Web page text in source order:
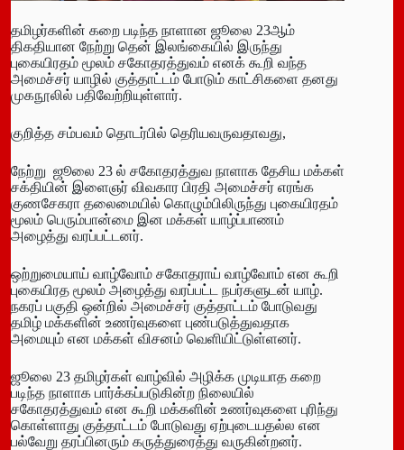
தமிழர்களின் கறை படிந்த நாளான ஜூலை 23ஆம்
திகதியான நேற்று தென் இலங்கையில் இருந்து
புகையிரதம் மூலம் சகோதரத்துவம் எனக் கூறி வந்த
அமைச்சர் யாழில் குத்தாட்டம் போடும் காட்சிகளை தனது
முகநூலில் பதிவேற்றியுள்ளார்.
குறித்த சம்பவம் தொடர்பில் தெரியவருவதாவது,
நேற்று ஜூலை 23 ல் சகோதரத்துவ நாளாக தேசிய மக்கள்
சக்தியின் இளைஞர் விவகார பிரதி அமைச்சர் எரங்க
குணசேகரா தலைமையில் கொழும்பிலிருந்து புகையிரதம்
மூலம் பெரும்பான்மை இன மக்கள் யாழ்ப்பாணம்
அழைத்து வரப்பட்டனர்.
ஒற்றுமையாய் வாழ்வோம் சகோதராய் வாழ்வோம் என கூறி
புகையிரத மூலம் அழைத்து வரப்பட்ட நபர்களுடன் யாழ்.
நகரப் பகுதி ஒன்றில் அமைச்சர் குத்தாட்டம் போடுவது
தமிழ் மக்களின் உணர்வுகளை புண்படுத்துவதாக
அமையும் என மக்கள் விசனம் வெளியிட்டுள்ளனர்.
ஜூலை 23 தமிழர்கள் வாழ்வில் அழிக்க முடியாத கறை
படிந்த நாளாக பார்க்கப்படுகின்ற நிலையில்
சகோதரத்துவம் என கூறி மக்களின் உணர்வுகளை புரிந்து
கொள்ளாது குத்தாட்டம் போடுவது ஏற்புடையதல்ல என
பல்வேறு தரப்பினரும் கருத்துரைத்து வருகின்றனர்.